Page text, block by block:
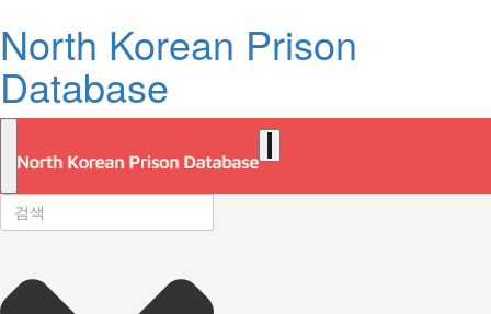
North Korean Prison
Database